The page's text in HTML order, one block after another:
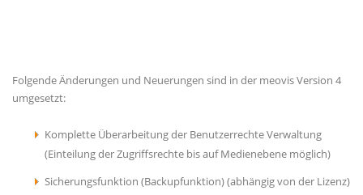
Folgende Änderungen und Neuerungen sind in der meovis Version 4
umgesetzt:
Komplette Überarbeitung der Benutzerrechte Verwaltung
(Einteilung der Zugriffsrechte bis auf Medienebene möglich)
Sicherungsfunktion (Backupfunktion) (abhängig von der Lizenz)